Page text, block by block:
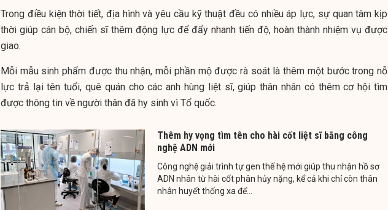
Trong điều kiện thời tiết, địa hình và yêu cầu kỹ thuật đều có nhiều áp lực, sự quan tâm kịp
thời giúp cán bộ, chiến sĩ thêm động lực để đẩy nhanh tiến độ, hoàn thành nhiệm vụ được
giao.
Mỗi mẫu sinh phẩm được thu nhận, mỗi phần mộ được rà soát là thêm một bước trong nỗ
lực trả lại tên tuổi, quê quán cho các anh hùng liệt sĩ, giúp thân nhân có thêm cơ hội tìm
được thông tin về người thân đã hy sinh vì Tổ quốc.
Thêm hy vọng tìm tên cho hài cốt liệt sĩ bằng công
nghệ ADN mới
Công nghệ giải trình tự gen thế hệ mới giúp thu nhận hồ sơ
ADN nhân từ hài cốt phân hủy nặng, kể cả khi chỉ còn thân
nhân huyết thống xa để...